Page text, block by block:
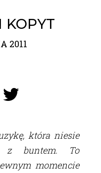
KOPYT
2011
która niesie
z buntem. To
momencie